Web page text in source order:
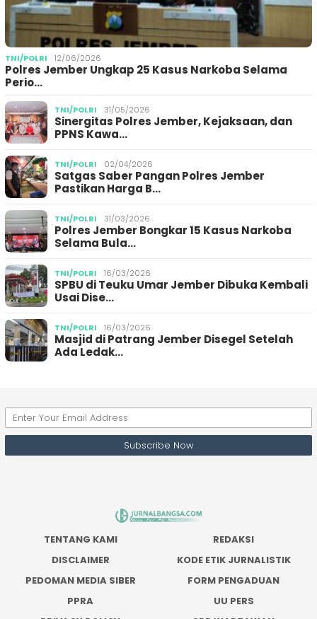
TNI/POLRI 12/06/2026
Polres Jember Ungkap 25 Kasus Narkoba Selama
Perio…
TNI/POLRI 31/05/2026
Sinergitas Polres Jember, Kejaksaan, dan
PPNS Kawa…
TNI/POLRI 02/04/2026
Satgas Saber Pangan Polres Jember
Pastikan Harga B…
TNI/POLRI 31/03/2026
Polres Jember Bongkar 15 Kasus Narkoba
Selama Bula…
TNI/POLRI 16/03/2026
SPBU di Teuku Umar Jember Dibuka Kembali
Usai Dise…
TNI/POLRI 16/03/2026
Masjid di Patrang Jember Disegel Setelah
Ada Ledak…
TENTANG KAMI
REDAKSI
DISCLAIMER
KODE ETIK JURNALISTIK
PEDOMAN MEDIA SIBER
FORM PENGADUAN
PPRA
UU PERS